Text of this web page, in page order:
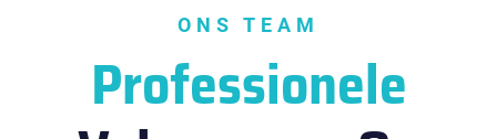
ONS TEAM
Professionele